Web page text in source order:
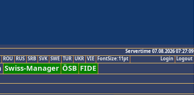
Servertime 07.08.2026 07:27:09
Logout
Login
ROU RUS SRB SVK SWE TUR UKR VIE FontSize:11pt
Swiss-Manager ÖSB FIDE